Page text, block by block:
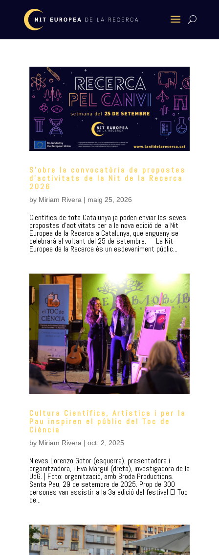
S’obre la convocatòria de propostes
d’activitats de la Nit de la Recerca
2026
by Miriam Rivera | maig 25, 2026
Científics de tota Catalunya ja poden enviar les seves
propostes d’activitats per a la nova edició de la Nit
Europea de la Recerca a Catalunya, que enguany se
celebrarà al voltant del 25 de setembre. La Nit
Europea de la Recerca és un esdeveniment públic...
Cultura Científica, Artística i per la
Pau inspiren el públic del Toc de
Ciència
by Miriam Rivera | oct. 2, 2025
Nieves Lorenzo Gotor (esquerra), presentadora i
organitzadora, i Eva Marguí (dreta), investigadora de la
UdG. | Foto: organització, amb Broda Productions.
Santa Pau, 29 de setembre de 2025. Prop de 300
persones van assistir a la 3a edició del festival El Toc
de...